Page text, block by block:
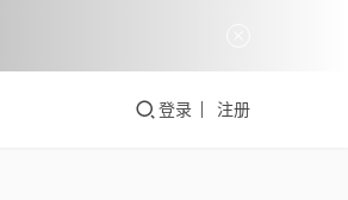
登录 注册